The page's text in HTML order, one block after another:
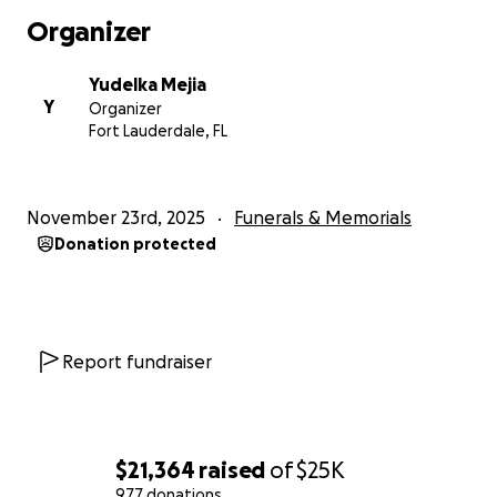
$21,364 raised of$25K
Organizer
Y
Yudelka Mejia
Organizer
Fort Lauderdale, FL
November 23rd, 2025 Funerals & Memorials
Donation protected
Report fundraiser